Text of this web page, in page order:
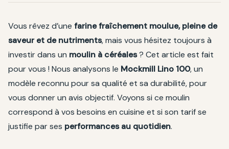
Vous rêvez d’une farine fraîchement moulue, pleine de
saveur et de nutriments, mais vous hésitez toujours à
investir dans un moulin à céréales? Cet article est fait
pour vous ! Nous analysons le Mockmill Lino 100, un
modèle reconnu pour sa qualité et sa durabilité, pour
vous donner un avis objectif. Voyons si ce moulin
correspond à vos besoins en cuisine et si son tarif se
justifie par ses performances au quotidien.